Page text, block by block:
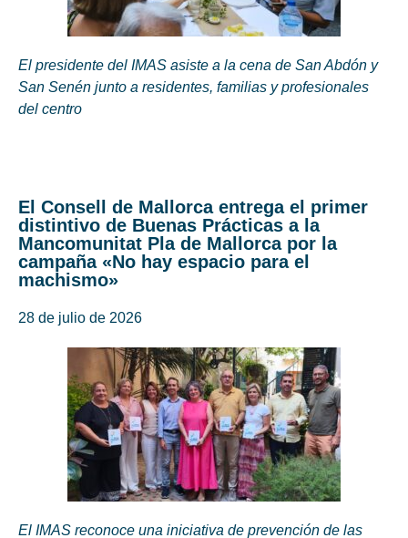
El presidente del IMAS asiste a la cena de San Abdón y
San Senén junto a residentes, familias y profesionales
del centro
El Consell de Mallorca entrega el primer
distintivo de Buenas Prácticas a la
Mancomunitat Pla de Mallorca por la
campaña «No hay espacio para el
machismo»
28 de julio de 2026
El IMAS reconoce una iniciativa de prevención de las